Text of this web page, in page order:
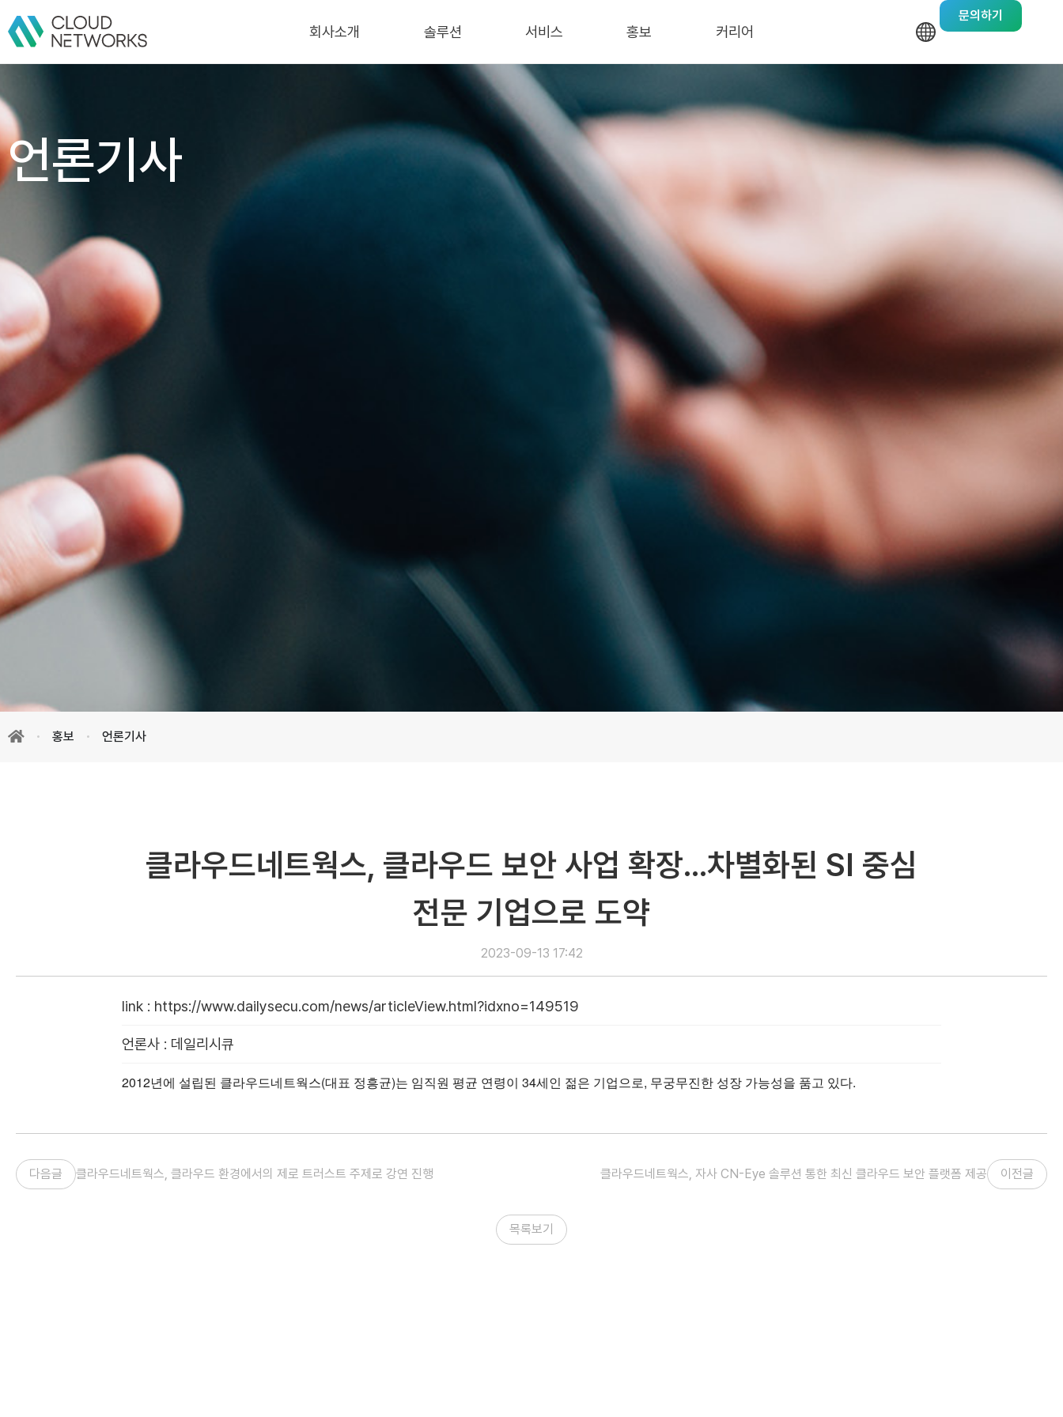
회사소개
연혁
솔루션
데이터
서비스
AWS Cloud
IT 컨설팅
서비스
통합유지보수
홍보
언론기사
커리어
채용안내
문의하기
언론기사
홍보 언론기사
클라우드네트웍스, 클라우드 보안 사업 확장…차별화된 SI 중심
전문 기업으로 도약
2023-09-13 17:42
link : https://www.dailysecu.com/news/articleView.html?idxno=149519
언론사 : 데일리시큐
2012년에 설립된 클라우드네트웍스(대표 정흥균)는 임직원 평균 연령이 34세인 젊은 기업으로, 무궁무진한 성장 가능성을 품고 있다.
다음글 클라우드네트웍스, 클라우드 환경에서의 제로 트러스트 주제로 강연 진행 클라우드네트웍스, 자사 CN-Eye 솔루션 통한 최신 클라우드 보안 플랫폼 제공 이전글
목록보기